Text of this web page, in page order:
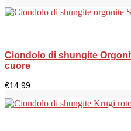
Ciondolo di shungite
cuore
€14,99